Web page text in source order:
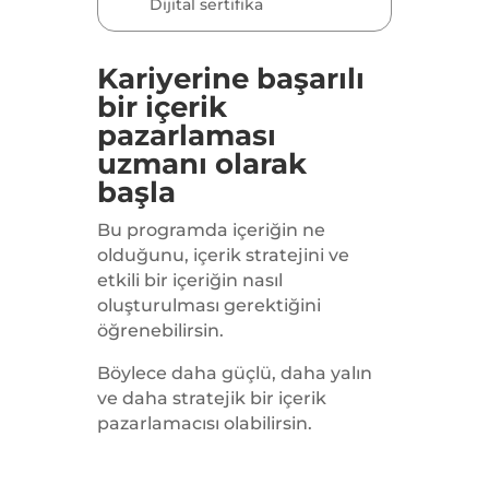
Dijital sertifika
Kariyerine başarılı
bir içerik
pazarlaması
uzmanı olarak
başla
Bu programda içeriğin ne
olduğunu, içerik stratejini ve
etkili bir içeriğin nasıl
oluşturulması gerektiğini
öğrenebilirsin.
Böylece daha güçlü, daha yalın
ve daha stratejik bir içerik
pazarlamacısı olabilirsin.